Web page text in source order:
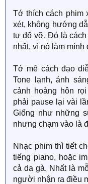
Tớ thích cách phim
xét, không hướng
tự đổ vỡ. Đó là cách
nhất, vì nó làm
Tớ mê cách đạo
Tone lạnh, ánh
cảnh hoàng hôn
phải pause lại vài
Giống như những
nhưng chạm vào là
Nhạc phim thì tiết
tiếng piano, hoặc
cả da gà. Nhất là
người nhận ra điều